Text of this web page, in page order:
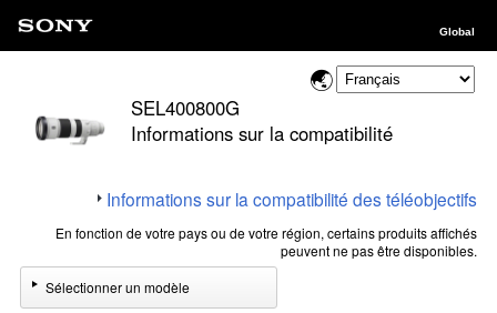
Global
SEL400800G
Informations sur la compatibilité
Informations sur la compatibilité des téléobjectifs
En fonction de votre pays ou de votre région, certains produits affichés
peuvent ne pas être disponibles.
Sélectionner un modèle